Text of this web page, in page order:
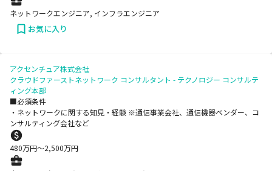
ネットワークエンジニア, インフラエンジニア
お気に入り
アクセンチュア株式会社
クラウドファーストネットワーク コンサルタント - テクノロジー コンサルテ
ィング本部
■必須条件
・ネットワークに関する知見・経験 ※通信事業会社、通信機器ベンダー、コ
ンサルティング会社など
480万円〜2,500万円